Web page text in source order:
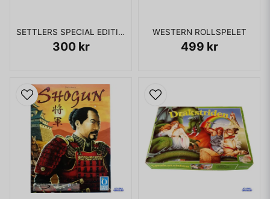
SETTLERS SPECIAL EDITION
300 kr
WESTERN ROLLSPELET
499 kr